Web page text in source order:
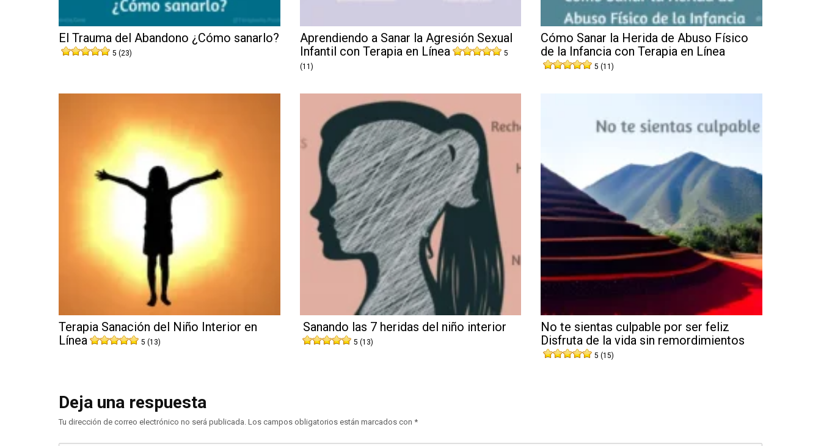
El Trauma del Abandono ¿Cómo sanarlo?
5 (23)
Aprendiendo a Sanar la Agresión Sexual
Infantil con Terapia en Línea
5
(11)
Cómo Sanar la Herida de Abuso Físico
de la Infancia con Terapia en Línea
5 (11)
Terapia Sanación del Niño Interior en
Línea
5 (13)
Sanando las 7 heridas del niño interior
5 (13)
No te sientas culpable por ser feliz
Disfruta de la vida sin remordimientos
5 (15)
Deja una respuesta
Tu dirección de correo electrónico no será publicada. Los campos obligatorios están marcados con *